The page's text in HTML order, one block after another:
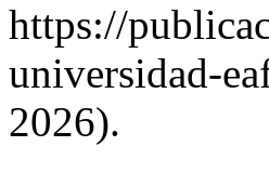
https://
universidad-
2026).